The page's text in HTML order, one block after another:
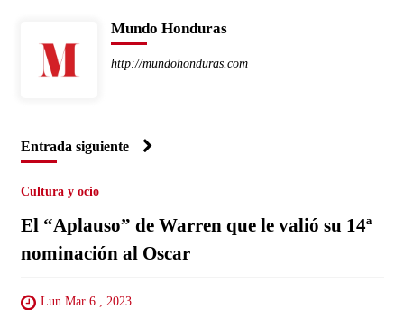
Mundo Honduras
http://mundohonduras.com
Entrada siguiente
Cultura y ocio
El “Aplauso” de Warren que le valió su 14ª
nominación al Oscar
Lun Mar 6 , 2023